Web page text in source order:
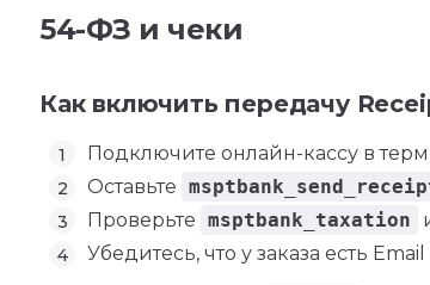
54-ФЗ и чеки
Как включить передачу
Подключите онлайн-кассу в
Оставьте
Проверьте msptbank_taxation
Убедитесь, что у заказа есть